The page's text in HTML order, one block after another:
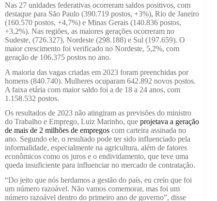
Nas 27 unidades federativas ocorreram saldos positivos, com
destaque para São Paulo (390.719 postos, +3%), Rio de Janeiro
(160.570 postos, +4,7%) e Minas Gerais (140.836 postos,
+3,2%). Nas regiões, as maiores gerações ocorreram no
Sudeste, (726.327), Nordeste (298.188) e Sul (197.659). O
maior crescimento foi verificado no Nordeste, 5,2%, com
geração de 106.375 postos no ano.
A maioria das vagas criadas em 2023 foram preenchidas por
homens (840.740). Mulheres ocuparam 642.892 novos postos.
A faixa etária com maior saldo foi a de 18 a 24 anos, com
1.158.532 postos.
Os resultados de 2023 não atingiram as previsões do ministro
do Trabalho e Emprego, Luiz Marinho, que projetava a geração
de mais de 2 milhões de empregos com carteira assinada no
ano. Segundo ele, o resultado pode ter sido influenciado pela
informalidade, especialmente na agricultura, além de fatores
econômicos como os juros e o endividamento, que teve uma
queda insuficiente para influenciar no mercado de contratação.
“Do jeito que nós herdamos a gestão do país, eu creio que foi
um número razoável. Não vamos comemorar, mas foi um
número razoável dentro do primeiro ano de governo”, disse